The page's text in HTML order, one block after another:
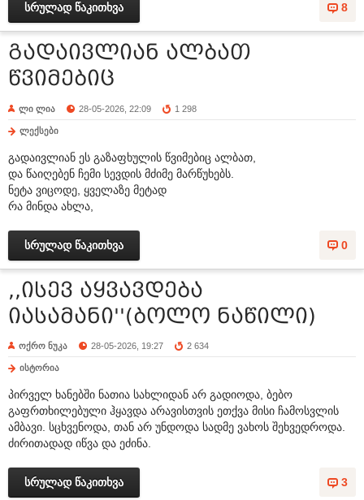
8
სრულად წაკითხვა
გადაივლიან ალბათ
წვიმებიც
ლი ლია 28-05-2026, 22:09 1 298
ლექსები
გადაივლიან ეს გაზაფხულის წვიმებიც ალბათ,
და წაიღებენ ჩემი სევდის მძიმე მარწუხებს.
ნეტა ვიცოდე, ყველაზე მეტად
რა მინდა ახლა,
0
სრულად წაკითხვა
,,ისევ აყვავდება
იასამანი''(ბოლო ნაწილი)
ოქრო ნუკა 28-05-2026, 19:27 2 634
ისტორია
პირველ ხანებში ნათია სახლიდან არ გადიოდა, ბებო
გაფრთხილებული ჰყავდა არავისთვის ეთქვა მისი ჩამოსვლის
ამბავი. სცხვენოდა, თან არ უნდოდა სადმე ვახოს შეხვედროდა.
ძირითადად იწვა და ეძინა.
3
სრულად წაკითხვა